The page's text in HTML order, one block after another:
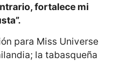
fortalece mi
para Miss Universe
la tabasqueña